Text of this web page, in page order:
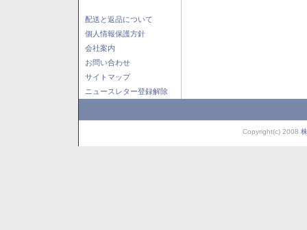
配送と返品について
個人情報保護方針
会社案内
お問い合わせ
サイトマップ
ニュースレター登録解除
Copyright(c) 2008